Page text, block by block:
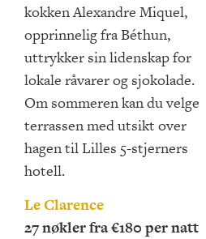
kokken Alexandre Miquel,
opprinnelig fra Béthun,
uttrykker sin lidenskap for
lokale råvarer og sjokolade.
Om sommeren kan du velge
terrassen med utsikt over
hagen til Lilles 5-stjerners
hotell.
Le Clarence
27 nøkler fra €180 per natt